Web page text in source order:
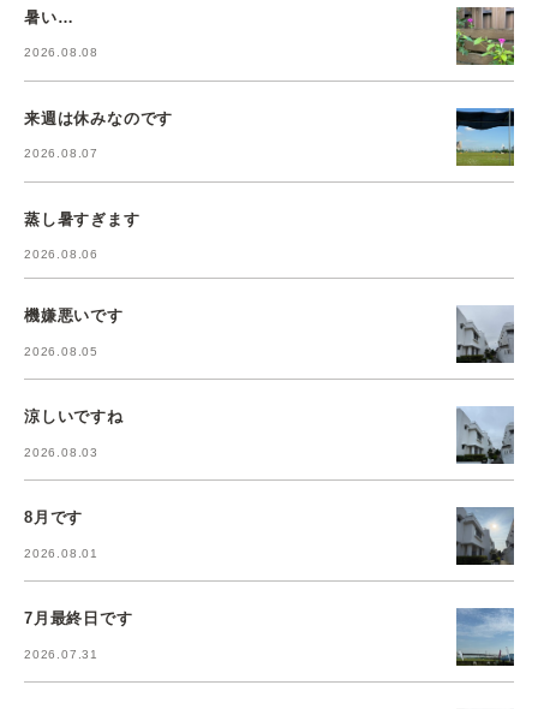
暑い…
2026.08.08
来週は休みなのです
2026.08.07
蒸し暑すぎます
2026.08.06
機嫌悪いです
2026.08.05
涼しいですね
2026.08.03
8月です
2026.08.01
7月最終日です
2026.07.31